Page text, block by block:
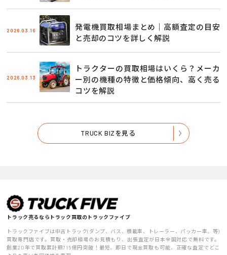
2026.03.16
発電機買取相場まとめ｜高額査定の目安
と売却のコツを詳しく解説
2026.03.13
トラクターの買取相場はいくら？メーカ
ー別の機種の特徴と価格傾向、高く売る
コツを解説
TRUCK BIZを見る
トラック売るならトラック買取のトラックファイブ
トラックファイブは中古トラック(ダンプ、バス、積載車、トレーラー、パッカー車、等)
買取専門店です。買取・売却相場のお見積もり、出張査定が日本全国対応で無料です。
創業20年で買取累計額715億円突破！最短、即日で現金買取も可能、正確な査定でどこ